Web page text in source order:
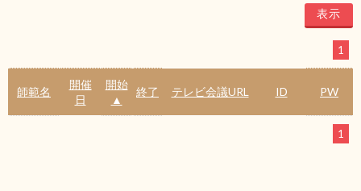
1
師範名
開催
日
開始
▲
終了 テレビ会議URL ID PW
1